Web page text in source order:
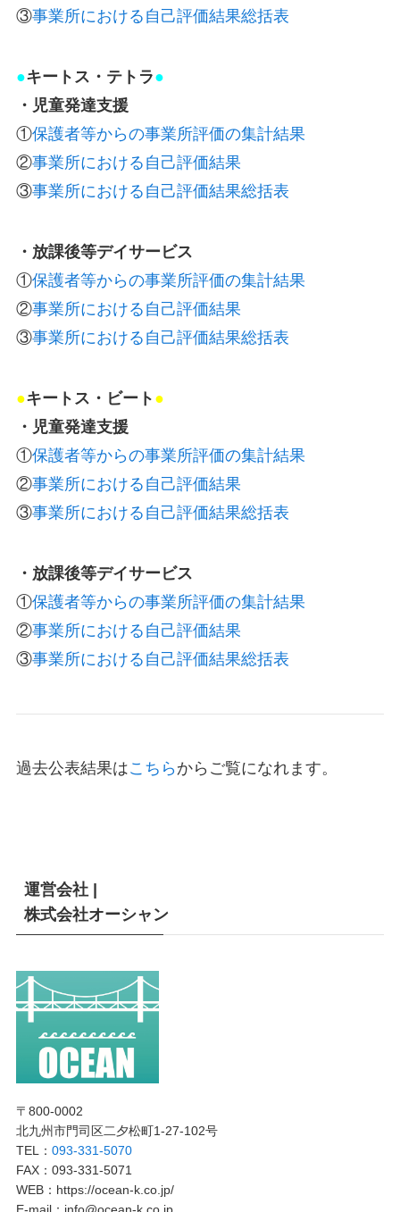
③事業所における自己評価結果総括表
●キートス・テトラ●
・児童発達支援
①保護者等からの事業所評価の集計結果
②事業所における自己評価結果
③事業所における自己評価結果総括表
・放課後等デイサービス
①保護者等からの事業所評価の集計結果
②事業所における自己評価結果
③事業所における自己評価結果総括表
●キートス・ビート ●
・児童発達支援
①保護者等からの事業所評価の集計結果
②事業所における自己評価結果
③事業所における自己評価結果総括表
・放課後等デイサービス
①保護者等からの事業所評価の集計結果
②事業所における自己評価結果
③事業所における自己評価結果総括表
過去公表結果はこちら からご覧になれます。
運営会社 |
株式会社オーシャン
〒800-0002
北九州市門司区二夕松町1-27-102号
TEL： 093-331-5070
FAX：093-331-5071
WEB：https://ocean-k.co.jp/
E-mail：info@ocean-k.co.jp